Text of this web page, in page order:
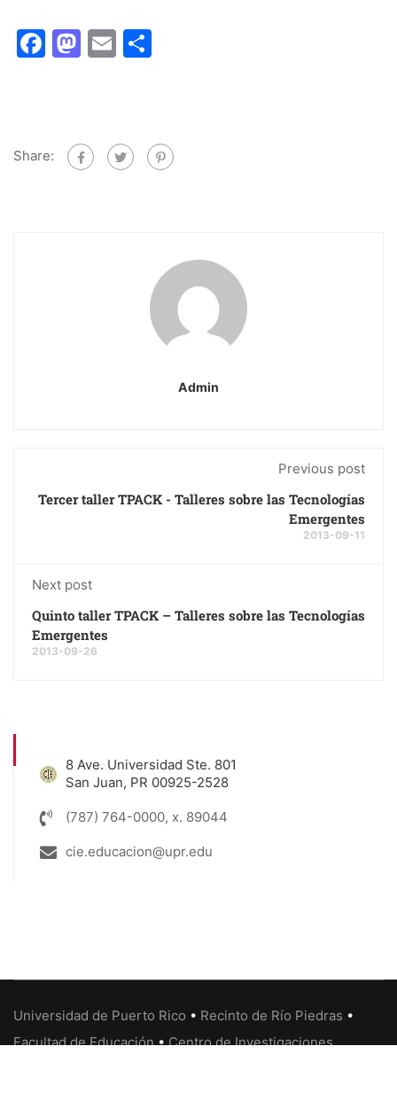
Facebook
Mastodon
Email
Share:
Admin
Previous post
Tercer taller TPACK - Talleres sobre las Tecnologías
Emergentes
2013-09-11
Next post
Quinto taller TPACK – Talleres sobre las Tecnologías
Emergentes
2013-09-26
8 Ave. Universidad Ste. 801
San Juan, PR 00925-2528
(787) 764-0000, x. 89044
cie.educacion@upr.edu
Universidad de Puerto Rico • Recinto de Río Piedras •
Facultad de Educación•Centro de Investigaciones